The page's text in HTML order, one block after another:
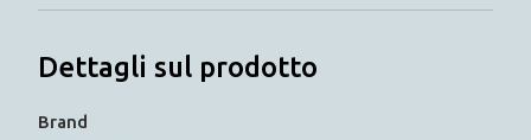
Dettagli sul prodotto
Brand